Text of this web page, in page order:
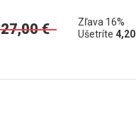
27,00€
Zľava 16%
Ušetríte 4,20